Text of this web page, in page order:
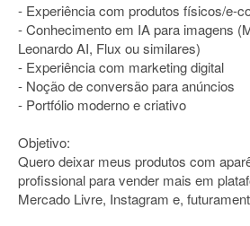
- Experiência com produtos físicos/e-
- Conhecimento em IA para imagens
Leonardo AI, Flux ou similares)
- Experiência com marketing digital
- Noção de conversão para anúncios
- Portfólio moderno e criativo
Objetivo:
Quero deixar meus produtos com
profissional para vender mais em
Mercado Livre, Instagram e,